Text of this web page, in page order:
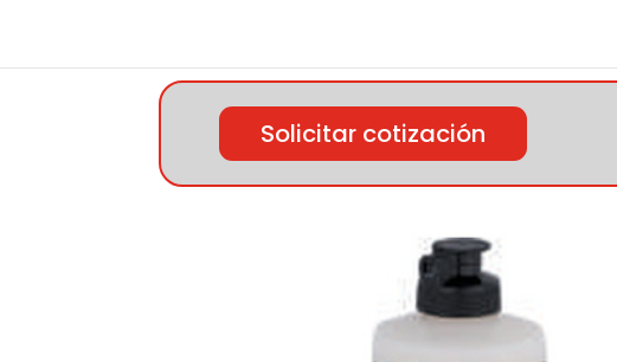
Solicitar cotización